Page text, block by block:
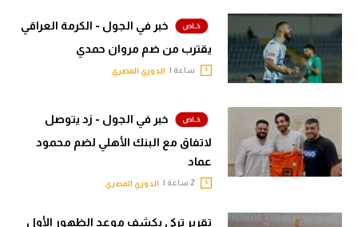
خبر في الجول - الكرمة العراقي
يقترب من ضم مروان حمدي
ساعة | الدوري المصري
خبر في الجول - زد يتوصل
لاتفاق مع البنك الأهلي لضم محمود
عماد
الدوري المصري
تقرير تركي يكشف موعد الظهور الأول